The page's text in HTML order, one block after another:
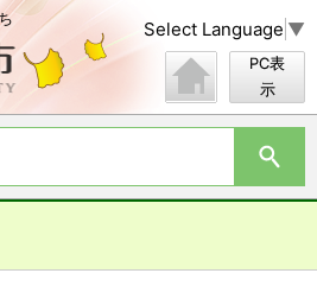
Select Language ▼
PC表
示